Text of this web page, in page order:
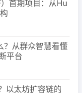
首期项目：从Hu
从群众智慧看懂
平台
以太坊扩容链的